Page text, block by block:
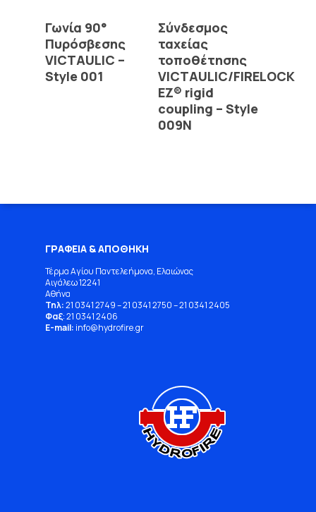
Read More
Γωνία 90°
Πυρόσβεσης
VICTAULIC –
Style 001
Read More
Σύνδεσμος
ταχείας
τοποθέτησης
VICTAULIC/FIRELOCK
EZ® rigid
coupling – Style
009N
ΓΡΑΦΕΙΑ & ΑΠΟΘΗΚΗ
Τέρμα Αγίου Παντελεήμονα, Ελαιώνας
Αιγάλεω 12241
Αθήνα
Τηλ:21 0341 2749–21 0341 2750–21 0341 2405
Φαξ: 21 0341 2406
E-mail: info@hydrofire.gr